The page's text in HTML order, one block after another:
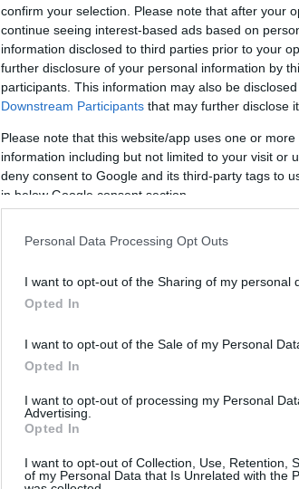
confirm your selection. Please note that after your
continue seeing interest-based ads based on
information disclosed to third parties prior to your
further disclosure of your personal information by
participants. This information may also be
Downstream Participants that may further disclose
Please note that this website/app uses one or
information including but not limited to your visit or
deny consent to Google and its third-party tags to
in below Google consent section.
Personal Data Processing Opt Outs
I want to opt-out of the Sharing of my personal
Opted In
I want to opt-out of the Sale of my Personal
Opted In
I want to opt-out of processing my Personal
Advertising.
Opted In
I want to opt-out of Collection, Use, Retention,
of my Personal Data that Is Unrelated with the